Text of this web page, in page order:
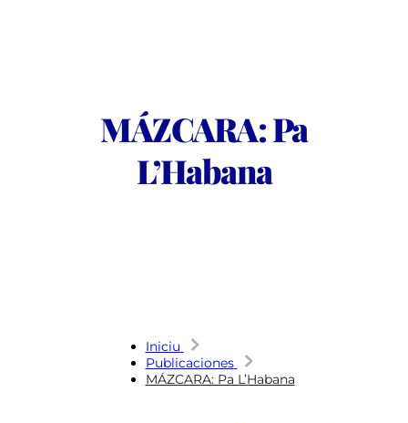
MÁZCARA: Pa
L’Habana
Iniciu
Publicaciones
MÁZCARA: Pa L’Habana